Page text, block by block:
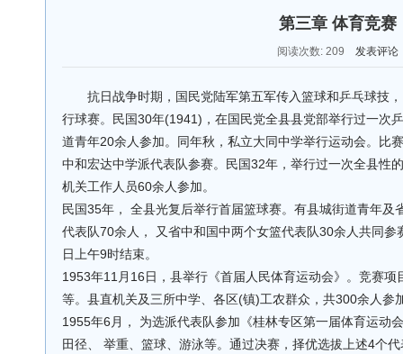
第三章 体育竞赛
阅读次数: 209 发表评论
抗日战争时期，国民党陆军第五军传入篮球和乒乓球技
行球赛。民国30年(1941)，在国民党全县县党部举行过一次
道青年20余人参加。同年秋，私立大同中学举行运动会。比
中和宏达中学派代表队参赛。民国32年，举行过一次全县性
机关工作人员60余人参加。
民国35年， 全县光复后举行首届篮球赛。有县城街道青年及
代表队70余人， 又省中和国中两个女篮代表队30余人共同
日上午9时结束。
1953年11月16日，县举行《首届人民体育运动会》。竞赛
等。县直机关及三所中学、各区(镇)工农群众，共300余人参
1955年6月， 为选派代表队参加《桂林专区第一届体育运动
田径、 举重、篮球、游泳等。通过决赛，择优选拔上述4个